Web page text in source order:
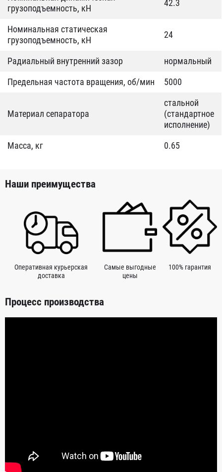
грузоподъемность, кН
42.3
Номинальная статическая
грузоподъемность, кН
24
Радиальный внутренний зазор
нормальный
Предельная частота вращения, об/мин
5000
Материал сепаратора
стальной
(стандартное
исполнение)
Масса, кг
0.65
Наши преимущества
Оперативная курьерская
доставка
Самые выгодные
цены
100% гарантия
Процесс производства